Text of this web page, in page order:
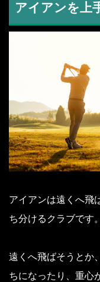
アイアンを上
アイアンは遠くへ飛
ち分けるクラブです。
遠くへ飛ばそうとか
ちになったり、重心